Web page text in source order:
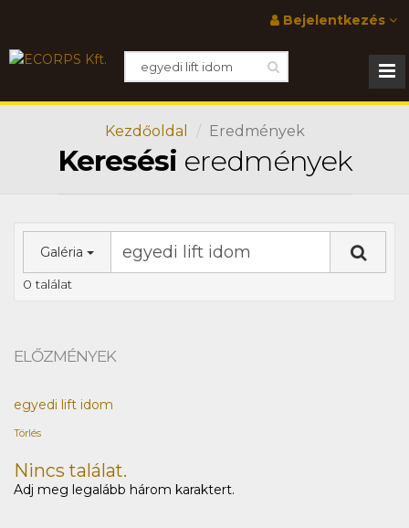
Bejelentkezés
Kezdőoldal Eredmények
Keresési eredmények
Galéria
0 találat
ELŐZMÉNYEK
egyedi lift idom
Törlés
Nincs találat.
Adj meg legalább három karaktert.